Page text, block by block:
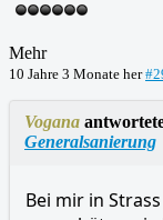
Mehr
10 Jahre 3 Monate her
Vogana
Generalsanierung
Bei mir in